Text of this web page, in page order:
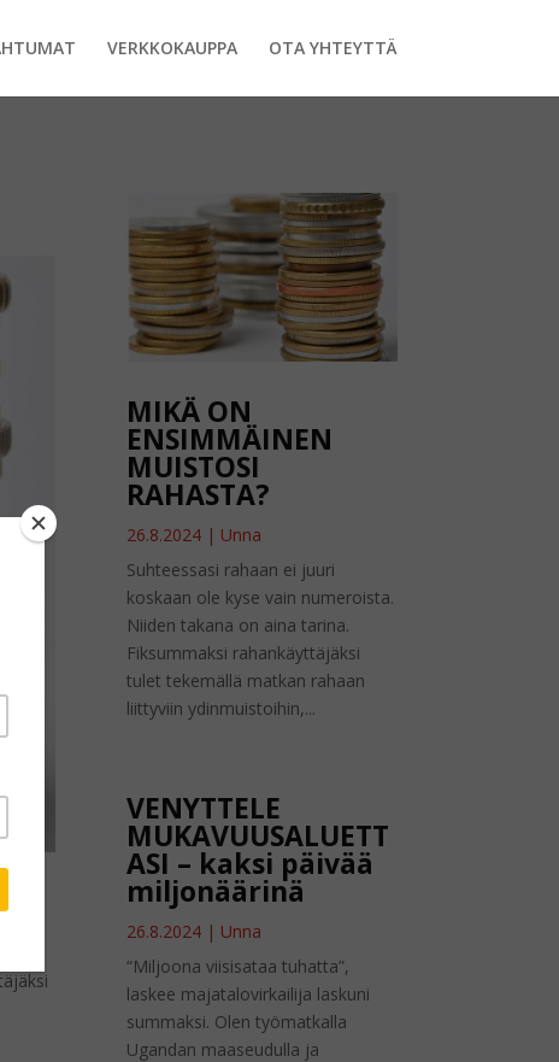
VERKKOKAUPPA OTA YHTEYTTÄ
MIKÄ ON
ENSIMMÄINEN
MUISTOSI
RAHASTA?
26.8.2024 | Unna
Suhteessasi rahaan ei juuri
koskaan ole kyse vain numeroista.
Niiden takana on aina tarina.
Fiksummaksi rahankäyttäjäksi
tulet tekemällä matkan rahaan
liittyviin ydinmuistoihin,...
VENYTTELE
MUKAVUUSALUETT
ASI – kaksi päivää
miljonäärinä
26.8.2024 | Unna
“Miljoona viisisataa tuhatta”,
laskee majatalovirkailija laskuni
summaksi. Olen työmatkalla
Ugandan maaseudulla ja